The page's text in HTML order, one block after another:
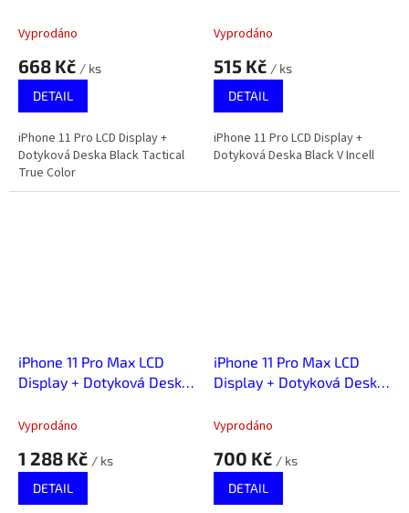
Vyprodáno
668 Kč / ks
DETAIL
iPhone 11 Pro LCD Display +
Dotyková Deska Black Tactical
True Color
Vyprodáno
515 Kč / ks
DETAIL
iPhone 11 Pro LCD Display +
Dotyková Deska Black V Incell
iPhone 11 Pro Max LCD
Display + Dotyková Deska
Vyprodáno
1 288 Kč / ks
DETAIL
iPhone 11 Pro Max LCD
Display + Dotyková Deska
Vyprodáno
700 Kč / ks
DETAIL